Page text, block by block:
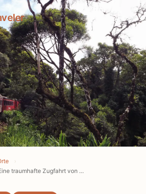
›
Serra Verde Express | Eine traumhafte Zugfahrt von Curitiba nach Morretes im Süden Brasiliens